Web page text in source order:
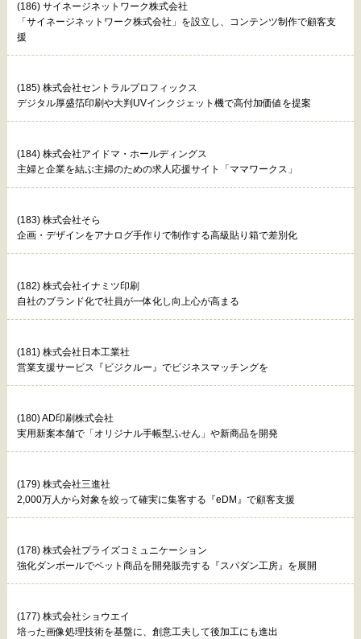
(186) サイネージネットワーク株式会社
「サイネージネットワーク株式会社」を設立し、コンテンツ制作で顧客支
援
(185) 株式会社セントラルプロフィックス
デジタル厚盛箔印刷や大判UVインクジェット機で高付加価値を提案
(184) 株式会社アイドマ・ホールディングス
主婦と企業を結ぶ主婦のための求人応援サイト「ママワークス」
(183) 株式会社そら
企画・デザインをアナログ手作りで制作する高級貼り箱で差別化
(182) 株式会社イナミツ印刷
自社のブランド化で社員が一体化し向上心が高まる
(181) 株式会社日本工業社
営業支援サービス『ビジクルー』でビジネスマッチングを
(180) AD印刷株式会社
実用新案本舗で「オリジナル手帳型ふせん」や新商品を開発
(179) 株式会社三進社
2,000万人から対象を絞って確実に集客する『eDM』で顧客支援
(178) 株式会社プライズコミュニケーション
強化ダンボールでペット商品を開発販売する『スパダン工房』を展開
(177) 株式会社ショウエイ
培った画像処理技術を基盤に、創意工夫して後加工にも進出